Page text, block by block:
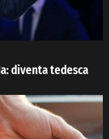
diventa tedesca